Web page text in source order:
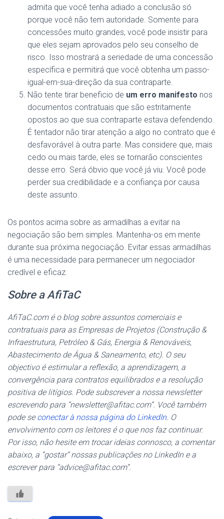
admita que você tenha adiado a conclusão só
porque você não tem autoridade. Somente para
concessões muito grandes, você pode insistir para
que eles sejam aprovados pelo seu conselho de
risco. Isso mostrará a seriedade de uma concessão
específica e permitirá que você obtenha um passo-
igual-em-sua-direção da sua contraparte.
Não tente tirar beneficio de um erro manifesto nos
documentos contratuais que são estritamente
opostos ao que sua contraparte estava defendendo.
É tentador não tirar atenção a algo no contrato que é
desfavorável à outra parte. Mas considere que, mais
cedo ou mais tarde, eles se tornarão conscientes
desse erro. Será óbvio que você já viu. Você pode
perder sua credibilidade e a confiança por causa
deste assunto.
Os pontos acima sobre as armadilhas a evitar na
negociação são bem simples. Mantenha-os em mente
durante sua próxima negociação. Evitar essas armadilhas
é uma necessidade para permanecer um negociador
credível e eficaz.
Sobre a AfiTaC
AfiTaC.com é o blog sobre assuntos comerciais e
contratuais para as Empresas de Projetos (Construção &
Infraestrutura, Petróleo & Gás, Energia & Renováveis,
Abastecimento de Água & Saneamento, etc). O seu
objectivo é estimular a reflexão, a aprendizagem, a
convergência para contratos equilibrados e a resolução
positiva de litígios. Pode subscrever a nossa newsletter
escrevendo para “newsletter@afitac.com”. Você também
pode se conectar à nossa página do LinkedIn. O
envolvimento com os leitores é o que nos faz continuar.
Por isso, não hesite em trocar ideias connosco, a comentar
abaixo, a “gostar” nossas publicações no LinkedIn e a
escrever para “advice@afitac.com”.